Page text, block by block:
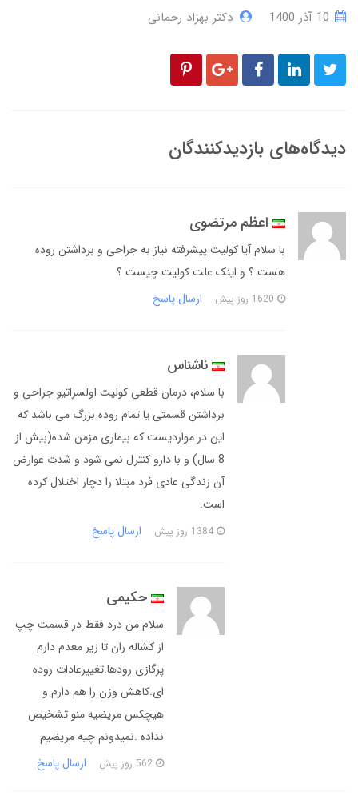
دکتر بهزاد رحمانی
دیدگاه‌های بازدیدکنندگان
اعظم مرتضوی
با سلام ‌‌آیا کولیت پیشرفته نیاز به جراحی و برداشتن روده
هست ؟ و اینک علت کولیت چیست ؟
ارسال پاسخ
ناشناس
با سلام، درمان قطعی کولیت اولسراتیو جراحی و
برداشتن قسمتی یا تمام روده بزرگ می باشد که
این در مواردیست که بیماری مزمن شده(بیش از
8 سال) و با دارو کنترل نمی شود و شدت عوارض
آن زندگی عادی فرد مبتلا را دچار اختلال کرده
است.
ارسال پاسخ
حکیمی
سلام من درد فقط در قسمت چپ
از کشاله ران تا زیر معدم دارم
پرگازی رودها.تغییرعادات روده
ای.کاهش وزن را هم دارم و
هیچکس مریضیه منو تشخیص
نداده .نمیدونم چیه مریضیم
ارسال پاسخ